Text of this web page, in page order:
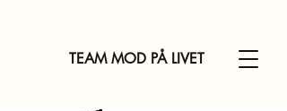
TEAM MOD PÅ LIVET